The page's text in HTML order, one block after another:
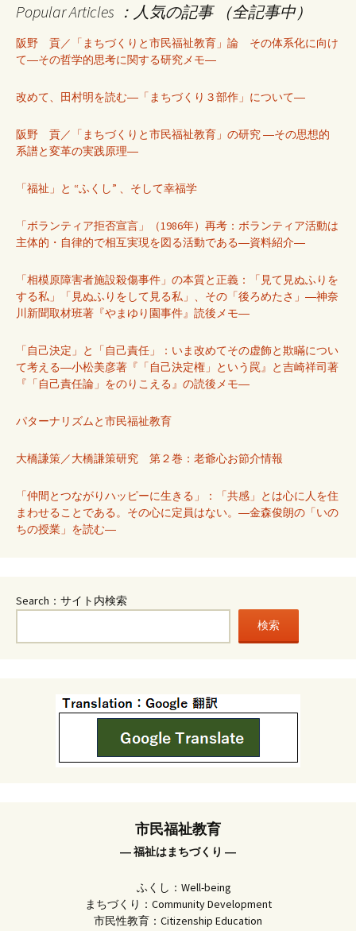
Popular Articles ：人気の記事 （全記事中）
阪野 貢／「まちづくりと市民福祉教育」論 その体系化に向け
て―その哲学的思考に関する研究メモ―
改めて、田村明を読む―「まちづくり３部作」について―
阪野 貢／「まちづくりと市民福祉教育」の研究 ―その思想的
系譜と変革の実践原理―
「福祉」と “ふくし” 、そして幸福学
「ボランティア拒否宣言」（1986年）再考：ボランティア活動は
主体的・自律的で相互実現を図る活動である―資料紹介―
「相模原障害者施設殺傷事件」の本質と正義：「見て見ぬふりを
する私」「見ぬふりをして見る私」、その「後ろめたさ」―神奈
川新聞取材班著『やまゆり園事件』読後メモ―
「自己決定」と「自己責任」：いま改めてその虚飾と欺瞞につい
て考える―小松美彦著『「自己決定権」という罠』と吉崎祥司著
『「自己責任論」をのりこえる』の読後メモ―
パターナリズムと市民福祉教育
大橋謙策／大橋謙策研究 第２巻：老爺心お節介情報
「仲間とつながりハッピーに生きる」：「共感」とは心に人を住
まわせることである。その心に定員はない。―金森俊朗の「いの
ちの授業」を読む―
Search：サイト内検索
検索
市民福祉教育
― 福祉はまちづくり ―
ふくし：Well-being
まちづくり：Community Development
市民性教育：Citizenship Education